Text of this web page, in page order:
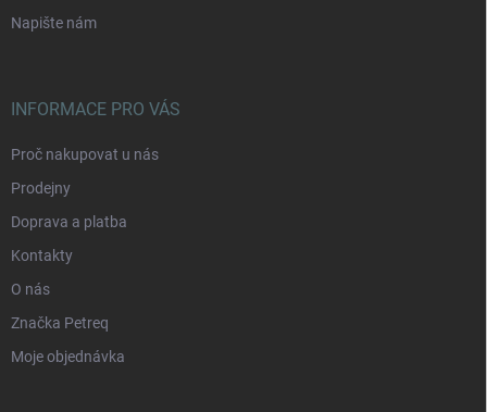
Napište nám
INFORMACE PRO VÁS
Proč nakupovat u nás
Prodejny
Doprava a platba
Kontakty
O nás
Značka Petreq
Moje objednávka